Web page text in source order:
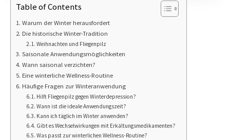
Table of Contents
Warum der Winter herausfordert
Die historische Winter-Tradition
Weihnachten und Fliegenpilz
Saisonale Anwendungsmöglichkeiten
Wann saisonal verzichten?
Eine winterliche Wellness-Routine
Häufige Fragen zur Winteranwendung
Hilft Fliegenpilz gegen Winterdepression?
Wann ist die ideale Anwendungszeit?
Kann ich täglich im Winter anwenden?
Gibt es Wechselwirkungen mit Erkältungsmedikamenten?
Was passt zur winterlichen Wellness-Routine?